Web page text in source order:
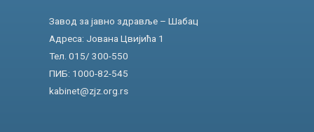
Завод за јавно здравље – Шабац
Адреса: Јована Цвијића 1
Тел. 015/ 300-550
ПИБ: 1000-82-545
kabinet@zjz.org.rs